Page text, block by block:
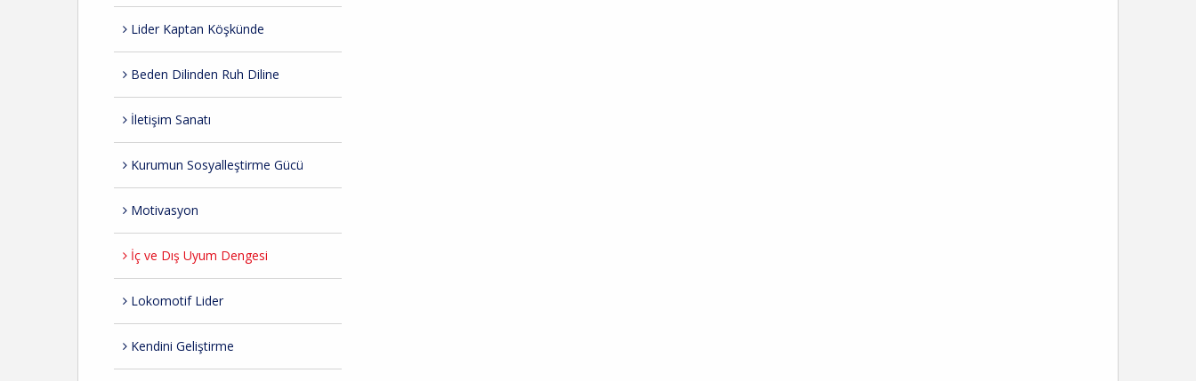
Lider Kaptan Köşkünde
Beden Dilinden Ruh Diline
İletişim Sanatı
Kurumun Sosyalleştirme Gücü
Motivasyon
İç ve Dış Uyum Dengesi
Lokomotif Lider
Kendini Geliştirme